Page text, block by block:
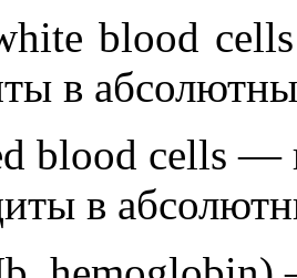
blood
в
blood cells —
в